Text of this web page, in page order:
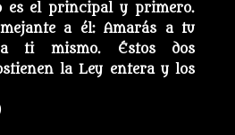
es el principal y primero.
a él: Amarás a tu
ti mismo. Éstos dos
la Ley entera y los